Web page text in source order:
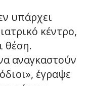
υπάρχει
κέντρο,
θέση.
αναγκαστούν
έγραψε